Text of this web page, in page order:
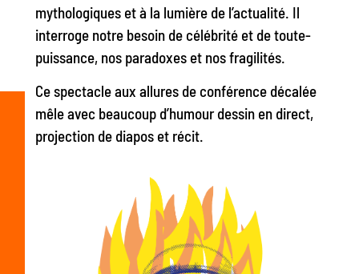
mythologiques et à la lumière de l’actualité. Il
interroge notre besoin de célébrité et de toute-
puissance, nos paradoxes et nos fragilités.
Ce spectacle aux allures de conférence décalée
mêle avec beaucoup d’humour dessin en direct,
projection de diapos et récit.